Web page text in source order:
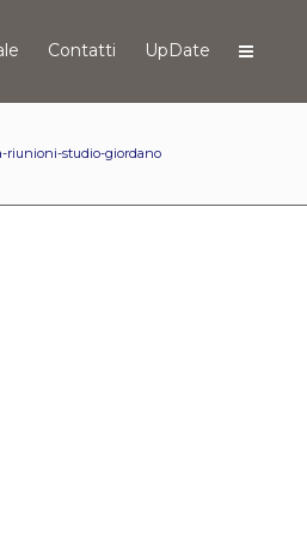
Contatti UpDate
riunioni-studio-giordano